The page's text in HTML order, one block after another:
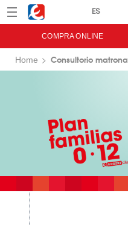
Menú Eroski
COMPRA ONLINE
Home Consultorio matrona